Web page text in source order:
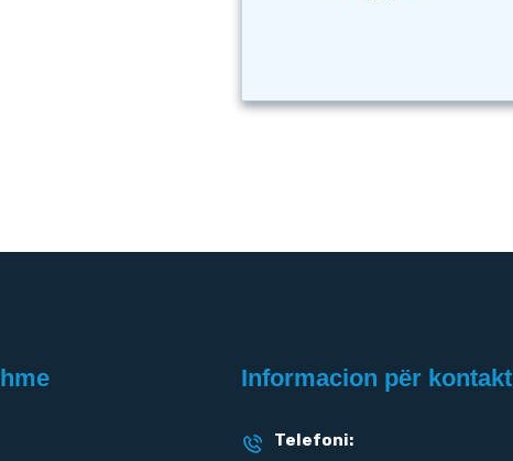
Informacion për kontakt
Telefoni: